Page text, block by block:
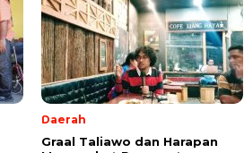
Daerah
Graal Taliawo dan Harapan